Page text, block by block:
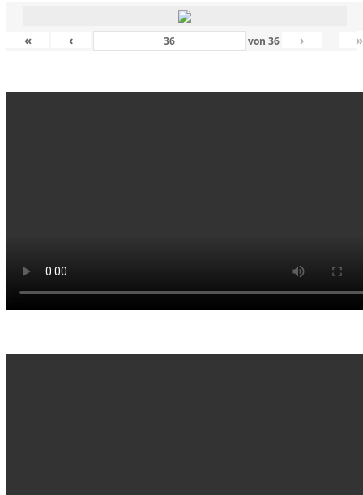
« ‹ von36 › »